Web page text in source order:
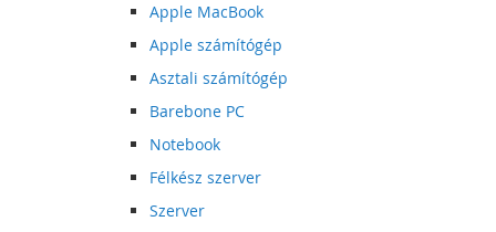
Apple MacBook
Apple számítógép
Asztali számítógép
Barebone PC
Notebook
Félkész szerver
Szerver